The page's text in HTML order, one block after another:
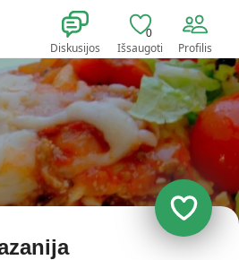
Diskusijos
0
Išsaugoti Profilis